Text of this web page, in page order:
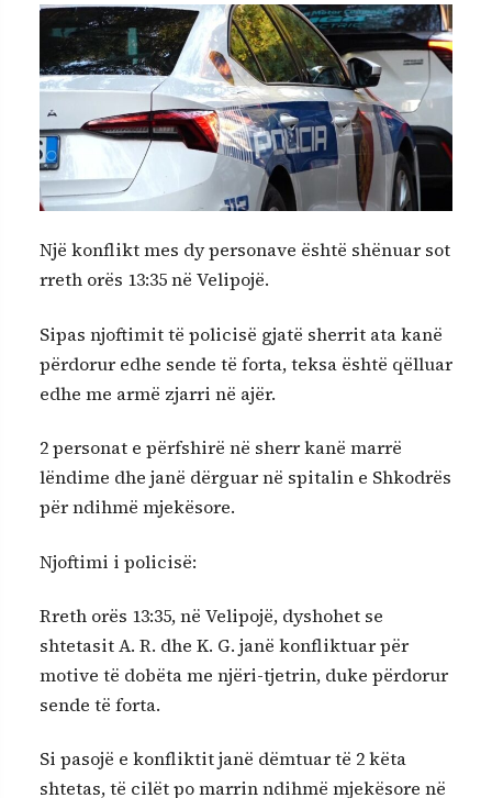
Një konflikt mes dy personave është shënuar sot
rreth orës 13:35 në Velipojë.
Sipas njoftimit të policisë gjatë sherrit ata kanë
përdorur edhe sende të forta, teksa është qëlluar
edhe me armë zjarri në ajër.
2 personat e përfshirë në sherr kanë marrë
lëndime dhe janë dërguar në spitalin e Shkodrës
për ndihmë mjekësore.
Njoftimi i policisë:
Rreth orës 13:35, në Velipojë, dyshohet se
shtetasit A. R. dhe K. G. janë konfliktuar për
motive të dobëta me njëri-tjetrin, duke përdorur
sende të forta.
Si pasojë e konfliktit janë dëmtuar të 2 këta
shtetas, të cilët po marrin ndihmë mjekësore në